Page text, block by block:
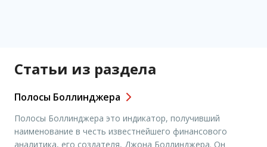
Статьи из раздела
Полосы Боллинджера
Полосы Боллинджера это индикатор, получивший
наименование в честь известнейшего финансового
аналитика, его создателя, Джона Боллинджера. Он